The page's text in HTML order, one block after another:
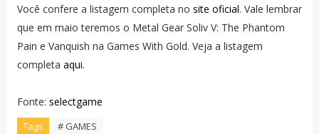
Você confere a listagem completa no site oficial. Vale lembrar
que em maio teremos o Metal Gear Soliv V: The Phantom
Pain e Vanquish na Games With Gold. Veja a listagem
completa aqui.
Fonte: selectgame
Tags # GAMES